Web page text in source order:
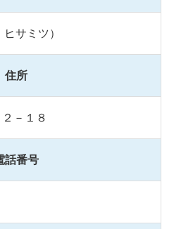
サミツ）
住所
－１８
話番号